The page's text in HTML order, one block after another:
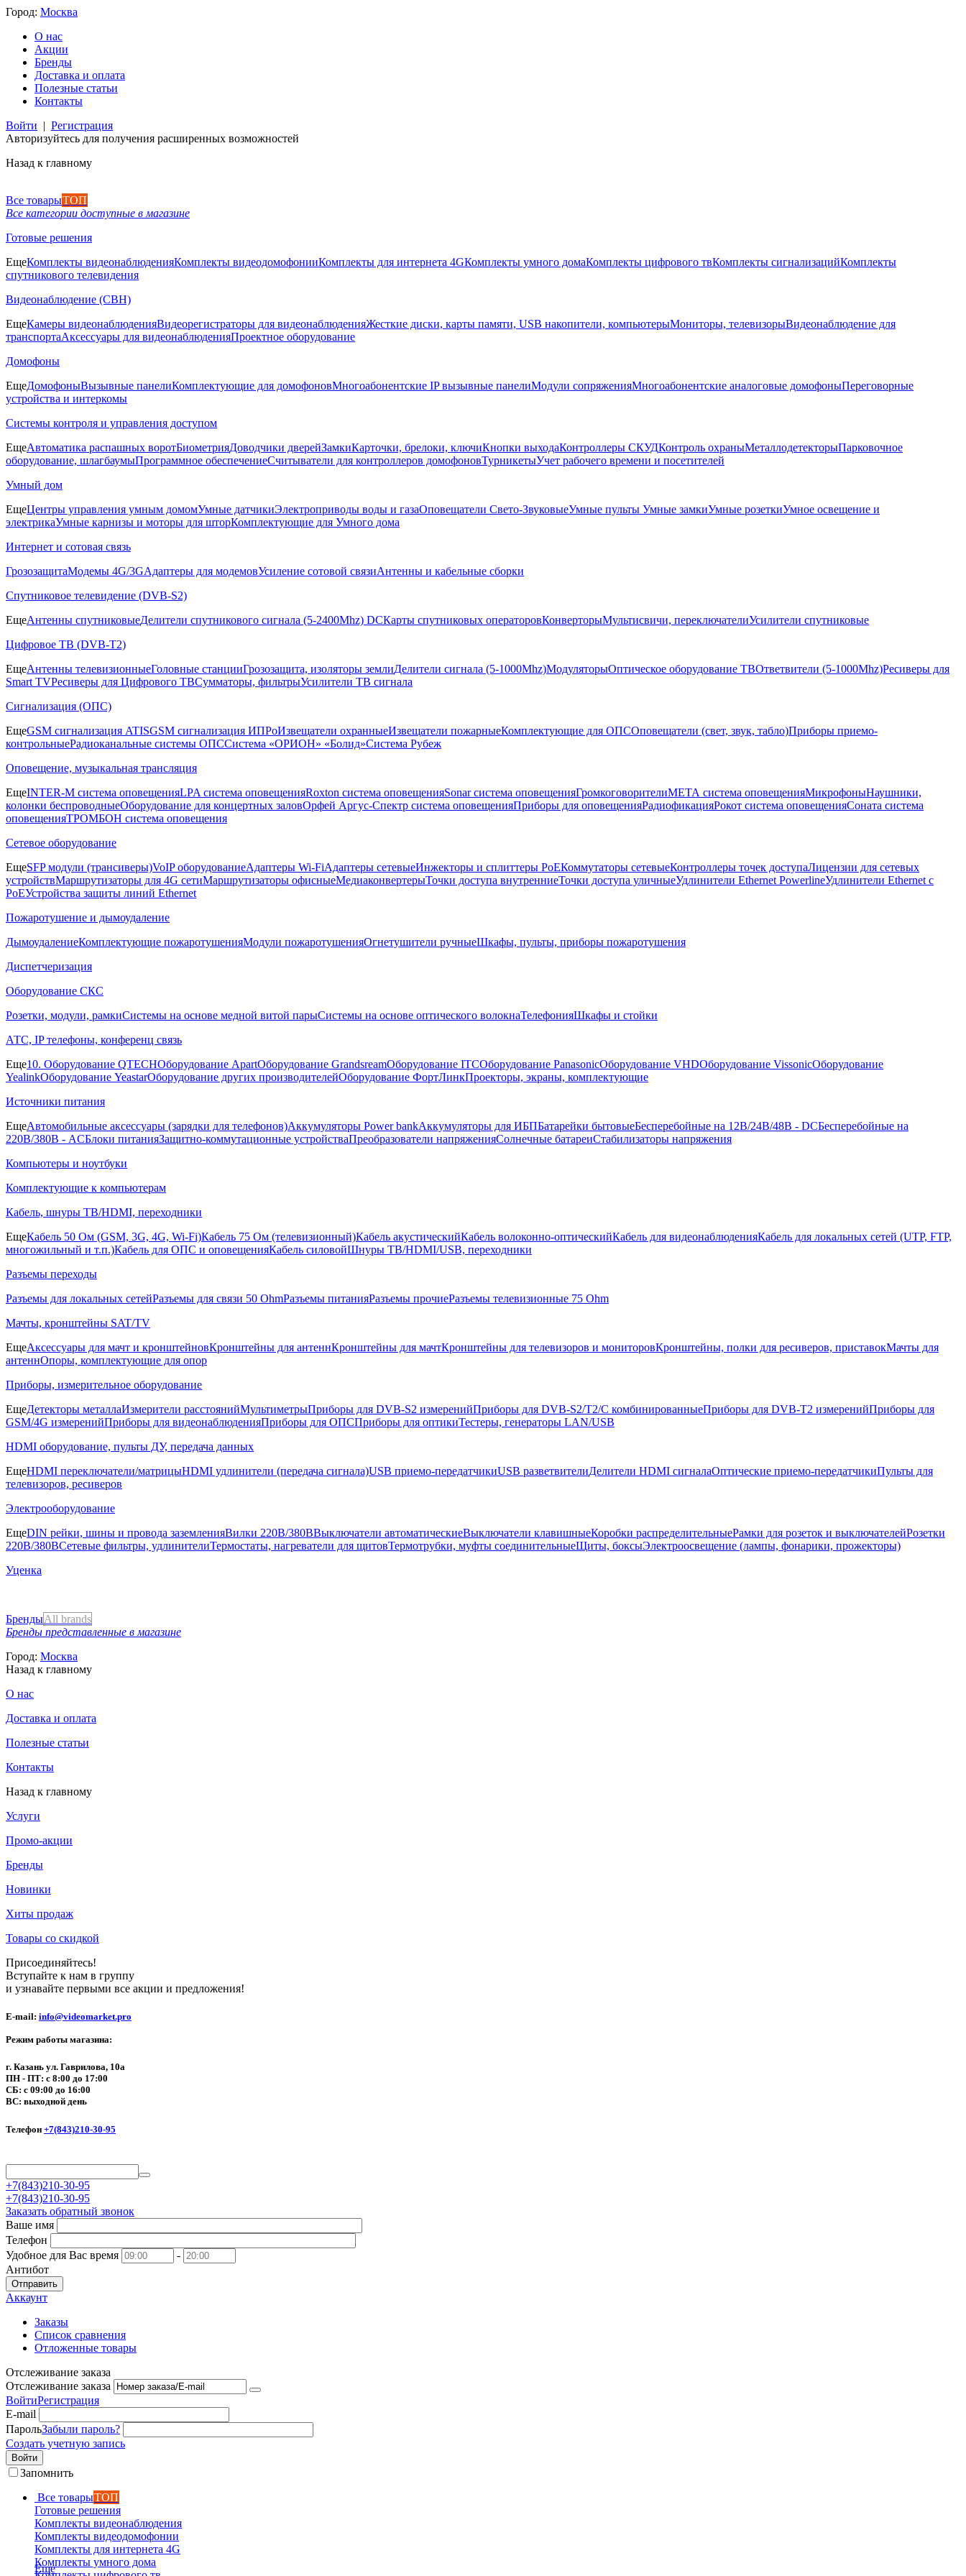
Город: Москва
О нас
Акции
Бренды
Доставка и оплата
Полезные статьи
Контакты
Войти | Регистрация
Авторизуйтесь для получения расширенных возможностей
Назад к главному
Все товарыТОП
Все категории доступные в магазине
Готовые решения
ЕщеКомплекты видеонаблюденияКомплекты видеодомофонииКомплекты для интернета 4GКомплекты умного домаКомплекты цифрового твКомплекты сигнализацийКомплекты
спутникового телевидения
Видеонаблюдение (СВН)
ЕщеКамеры видеонаблюденияВидеорегистраторы для видеонаблюденияЖесткие диски, карты памяти, USB накопители, компьютерыМониторы, телевизорыВидеонаблюдение для
транспортаАксессуары для видеонаблюденияПроектное оборудование
Домофоны
ЕщеДомофоныВызывные панелиКомплектующие для домофоновМногоабонентские IP вызывные панелиМодули сопряженияМногоабонентские аналоговые домофоныПереговорные
устройства и интеркомы
Системы контроля и управления доступом
ЕщеАвтоматика распашных воротБиометрияДоводчики дверейЗамкиКарточки, брелоки, ключиКнопки выходаКонтроллеры СКУДКонтроль охраныМеталлодетекторыПарковочное
оборудование, шлагбаумыПрограммное обеспечениеСчитыватели для контроллеров домофоновТурникетыУчет рабочего времени и посетителей
Умный дом
ЕщеЦентры управления умным домомУмные датчикиЭлектроприводы воды и газаОповещатели Свето-ЗвуковыеУмные пульты Умные замкиУмные розеткиУмное освещение и
электрикаУмные карнизы и моторы для шторКомплектующие для Умного дома
Интернет и сотовая связь
ГрозозащитаМодемы 4G/3GАдаптеры для модемовУсиление сотовой связиАнтенны и кабельные сборки
Спутниковое телевидение (DVB-S2)
ЕщеАнтенны спутниковыеДелители спутникового сигнала (5-2400Mhz) DCКарты спутниковых операторовКонверторыМультисвичи, переключателиУсилители спутниковые
Цифровое ТВ (DVB-T2)
ЕщеАнтенны телевизионныеГоловные станцииГрозозащита, изоляторы землиДелители сигнала (5-1000Mhz)МодуляторыОптическое оборудование ТВОтветвители (5-1000Mhz)Ресиверы для
Smart TVРесиверы для Цифрового ТВСумматоры, фильтрыУсилители ТВ сигнала
Сигнализация (ОПС)
ЕщеGSM сигнализация ATISGSM сигнализация ИПРоИзвещатели охранныеИзвещатели пожарныеКомплектующие для ОПСОповещатели (свет, звук, табло)Приборы приемо-
контрольныеРадиоканальные системы ОПССистема «ОРИОН» «Болид»Система Рубеж
Оповещение, музыкальная трансляция
ЕщеINTER-M система оповещенияLPA система оповещенияRoxton система оповещенияSonar система оповещенияГромкоговорителиМЕТА система оповещенияМикрофоныНаушники,
колонки беспроводныеОборудование для концертных заловОрфей Аргус-Спектр система оповещенияПриборы для оповещенияРадиофикацияРокот система оповещенияСоната система
оповещенияТРОМБОН система оповещения
Сетевое оборудование
ЕщеSFP модули (трансиверы)VoIP оборудованиеАдаптеры Wi-FiАдаптеры сетевыеИнжекторы и сплиттеры РоЕКоммутаторы сетевыеКонтроллеры точек доступаЛицензии для сетевых
устройствМаршрутизаторы для 4G сетиМаршрутизаторы офисныеМедиаконвертерыТочки доступа внутренниеТочки доступа уличныеУдлинители Ethernet PowerlineУдлинители Ethernet с
PoEУстройства защиты линий Ethernet
Пожаротушение и дымоудаление
ДымоудалениеКомплектующие пожаротушенияМодули пожаротушенияОгнетушители ручныеШкафы, пульты, приборы пожаротушения
Диспетчеризация
Оборудование СКС
Розетки, модули, рамкиСистемы на основе медной витой парыСистемы на основе оптического волокнаТелефонияШкафы и стойки
АТС, IP телефоны, конференц связь
Еще10. Оборудование QTECHОборудование ApartОборудование GrandsreamОборудование ITCОборудование PanasonicОборудование VHDОборудование VissonicОборудование
YealinkОборудование YeastarОборудование других производителейОборудование ФортЛинкПроекторы, экраны, комплектующие
Источники питания
ЕщеАвтомобильные аксессуары (зарядки для телефонов)Аккумуляторы Power bankАккумуляторы для ИБПБатарейки бытовыеБесперебойные на 12В/24В/48В - DCБесперебойные на
220В/380В - ACБлоки питанияЗащитно-коммутационные устройстваПреобразователи напряженияСолнечные батареиСтабилизаторы напряжения
Компьютеры и ноутбуки
Комплектующие к компьютерам
Кабель, шнуры ТВ/HDMI, переходники
ЕщеКабель 50 Ом (GSM, 3G, 4G, Wi-Fi)Кабель 75 Ом (телевизионный)Кабель акустическийКабель волоконно-оптическийКабель для видеонаблюденияКабель для локальных сетей (UTP, FTP,
многожильный и т.п.)Кабель для ОПС и оповещенияКабель силовойШнуры ТВ/HDMI/USB, переходники
Разъемы переходы
Разъемы для локальных сетейРазъемы для связи 50 OhmРазъемы питанияРазъемы прочиеРазъемы телевизионные 75 Ohm
Мачты, кронштейны SAT/TV
ЕщеАксессуары для мачт и кронштейновКронштейны для антеннКронштейны для мачтКронштейны для телевизоров и мониторовКронштейны, полки для ресиверов, приставокМачты для
антеннОпоры, комплектующие для опор
Приборы, измерительное оборудование
ЕщеДетекторы металлаИзмерители расстоянийМультиметрыПриборы для DVB-S2 измеренийПриборы для DVB-S2/T2/C комбинированныеПриборы для DVB-T2 измеренийПриборы для
GSM/4G измеренийПриборы для видеонаблюденияПриборы для ОПСПриборы для оптикиТестеры, генераторы LAN/USB
HDMI оборудование, пульты ДУ, передача данных
ЕщеHDMI переключатели/матрицыHDMI удлинители (передача сигнала)USB приемо-передатчикиUSB разветвителиДелители HDMI сигналаОптические приемо-передатчикиПульты для
телевизоров, ресиверов
Электрооборудование
ЕщеDIN рейки, шины и провода заземленияВилки 220В/380ВВыключатели автоматическиеВыключатели клавишныеКоробки распределительныеРамки для розеток и выключателейРозетки
220В/380ВСетевые фильтры, удлинителиТермостаты, нагреватели для щитовТермотрубки, муфты соединительныеЩиты, боксыЭлектроосвещение (лампы, фонарики, прожекторы)
Уценка
БрендыAll brands
Бренды представленные в магазине
Город: Москва
Назад к главному
О нас
Доставка и оплата
Полезные статьи
Контакты
Назад к главному
Услуги
Промо-акции
Бренды
Новинки
Хиты продаж
Товары со скидкой
Присоединяйтесь!
Вступайте к нам в группу
и узнавайте первыми все акции и предложения!
E-mail: info@videomarket.pro
Режим работы магазина:
г. Казань ул. Гаврилова, 10а
ПН - ПТ: с 8:00 до 17:00
СБ: с 09:00 до 16:00
ВС: выходной день
Телефон +7(843)210-30-95
+7(843)210-30-95
+7(843)210-30-95
Заказать обратный звонок
Ваше имя
Телефон
Удобное для Вас время
-
Антибот
Отправить
Аккаунт
Заказы
Список сравнения
Отложенные товары
Отслеживание заказа
Отслеживание заказа
ВойтиРегистрация
E-mail
ПарольЗабыли пароль?
Создать учетную запись
Войти
Запомнить
Все товарыТОП
Готовые решения
Комплекты видеонаблюдения
Комплекты видеодомофонии
Комплекты для интернета 4G
Комплекты умного дома
Еще